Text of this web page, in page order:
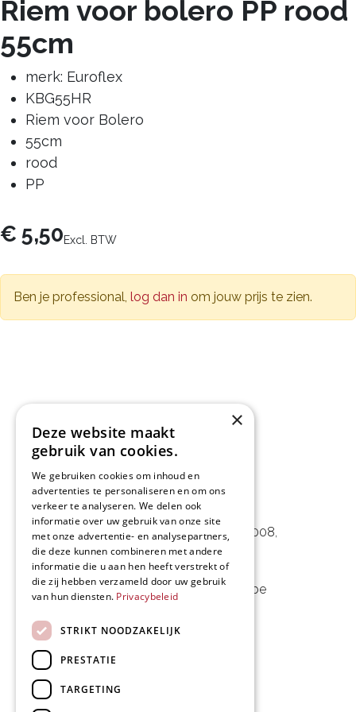
Riem voor bolero PP rood
55cm
merk: Euroflex
KBG55HR
Riem voor Bolero
55cm
rood
PP
€ 5,50Excl. BTW
Ben je professional, log dan in om jouw prijs te zien.
L&D Foodpartner BV
Noorwegenstraat 29D, Haven 8008,
9940 Evergem, BE
09 253 49 57- mail@delmo.be
×
Deze website maakt
gebruik van cookies.
We gebruiken cookies om inhoud en
advertenties te personaliseren en om ons
verkeer te analyseren. We delen ook
informatie over uw gebruik van onze site
met onze advertentie- en analysepartners,
die deze kunnen combineren met andere
informatie die u aan hen heeft verstrekt of
die zij hebben verzameld door uw gebruik
van hun diensten. Privacybeleid
STRIKT NOODZAKELIJK
PRESTATIE
TARGETING